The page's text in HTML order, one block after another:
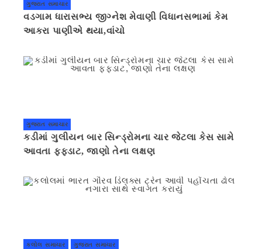
ગુજરાત સમાચાર
વડગામ ધારાસભ્ય જીગ્નેશ મેવાણી વિધાનસભામાં કેમ
આકરા પાણીએ થયા,વાંચો
ગુજરાત સમાચાર
કડીમાં ગુલીયન બાર સિન્ડ્રોમના ચાર જેટલા કેસ સામે
આવતા ફફડાટ, જાણો તેના લક્ષણ
કલોલ સમાચાર ગુજરાત સમાચાર